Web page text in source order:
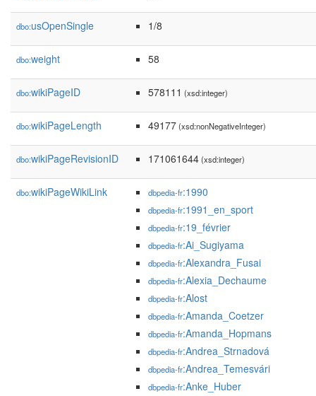
dbo:usOpenSingle 1/8
dbo:weight 58
dbo:wikiPageID 578111 (xsd:integer)
dbo:wikiPageLength 49177(xsd:nonNegativeInteger)
dbo:wikiPageRevisionID 171061644(xsd:integer)
dbo:wikiPageWikiLink dbpedia-fr:1990
dbpedia-fr:1991_en_sport
dbpedia-fr:19_février
dbpedia-fr:Ai_Sugiyama
dbpedia-fr:Alexandra_Fusai
dbpedia-fr:Alexia_Dechaume
dbpedia-fr:Alost
dbpedia-fr:Amanda_Coetzer
dbpedia-fr:Amanda_Hopmans
dbpedia-fr:Andrea_Strnadová
dbpedia-fr:Andrea_Temesvári
dbpedia-fr:Anke_Huber